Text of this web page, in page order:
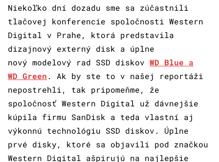
Niekoľko dní dozadu sme sa zúčastnili
tlačovej konferencie spoločnosti Western
Digital v Prahe, ktorá predstavila
dizajnový externý disk a úplne
nový modelový rad SSD diskov WD Blue a
WD Green . Ak by ste to v našej reportáži
nepostrehli, tak pripomeňme, že
spoločnosť Western Digital už dávnejšie
kúpila firmu SanDisk a teda vlastní aj
výkonnú technológiu SSD diskov. Úplne
prvé disky, ktoré sa objavili pod značkou
Western Digital ašpirujú na najlepšie